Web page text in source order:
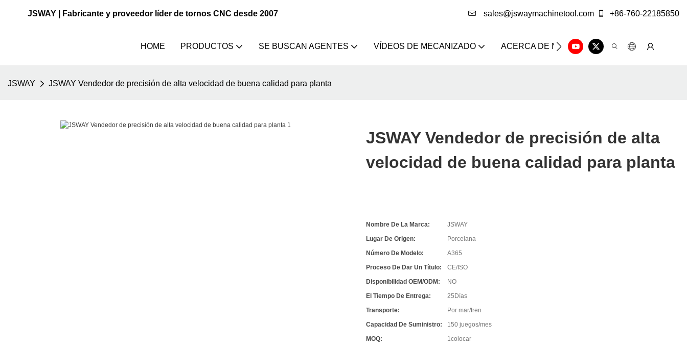
JSWAY | Fabricante y proveedor líder de tornos CNC desde 2007 sales@jswaymachinetool.com +86-760-22185850
HOME PRODUCTOS SE BUSCAN AGENTES VÍDEOS DE MECANIZADO ACERCA DE NOSOTROS SOLUCIÓN
JSWAY JSWAY Vendedor de precisión de alta velocidad de buena calidad para planta
JSWAY Vendedor de precisión de alta
velocidad de buena calidad para planta
Nombre De La Marca:
JSWAY
Lugar De Origen:
Porcelana
Número De Modelo:
A365
Proceso De Dar Un Título:
CE/ISO
Disponibilidad OEM/ODM:
NO
El Tiempo De Entrega:
25Días
Transporte:
Por mar/tren
Capacidad De Suministro:
150 juegos/mes
MOQ:
1colocar